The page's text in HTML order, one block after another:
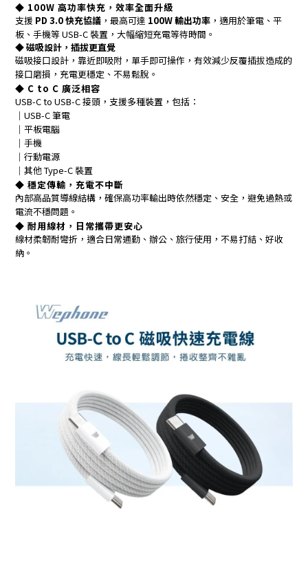
◆ 100W 高功率快充，效率全面升級
支援 PD 3.0 快充協議 ，最高可達 100W 輸出功率 ，適用於筆電、平
板、手機等 USB-C 裝置，大幅縮短充電等待時間。
◆ 磁吸設計，插拔更直覺
磁吸接口設計，靠近即吸附，單手即可操作，有效減少反覆插拔造成的
接口磨損，充電更穩定、不易鬆脫。
◆ C to C 廣泛相容
USB-C to USB-C 接頭，支援多種裝置，包括：
｜USB-C 筆電
｜平板電腦
｜手機
｜行動電源
｜其他 Type-C 裝置
◆ 穩定傳輸，充電不中斷
內部高品質導線結構，確保高功率輸出時依然穩定、安全，避免過熱或
電流不穩問題。
◆ 耐用線材，日常攜帶更安心
線材柔韌耐彎折，適合日常通勤、辦公、旅行使用，不易打結、好收
納。